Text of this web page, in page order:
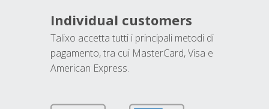
Individual customers
Talixo accetta tutti i principali metodi di
pagamento, tra cui MasterCard, Visa e
American Express.